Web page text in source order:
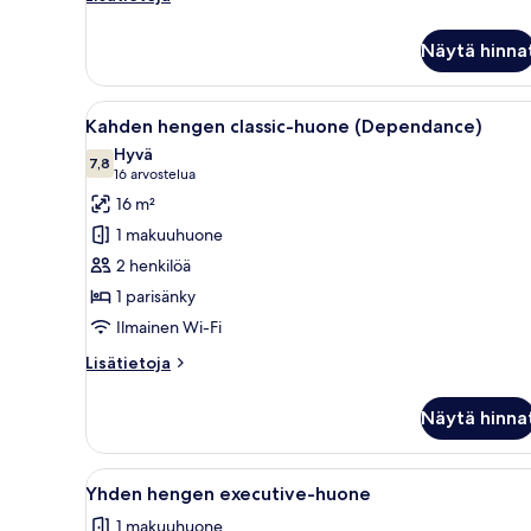
executive-
huone
Näytä
Avaa
kaikki
huonetyypin
Kahden
hengen
classic-
huone
(Dependance)
kuvat
Nelipylväinen sänky, jossa
3
Kahden hengen classic-huone (Dependance)
7,87,8 kautta 10
Hyvä
16 arvostelua
(16
arvostelua)
16 m²
1 makuuhuone
2 henkilöä
1 parisänky
Ilmainen Wi-Fi
Lisätietoja
Lisätietoja
classic-
huone
(Dependance)
Näytä
Avaa
kaikki
Siististi pedattu sänky, jossa
4
Yhden hengen executive-huone
1 makuuhuone